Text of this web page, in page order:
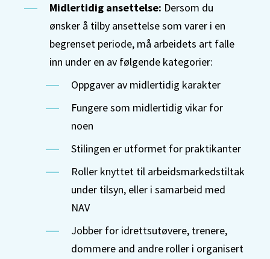
Midlertidig ansettelse: Dersom du
ønsker å tilby ansettelse som varer i en
begrenset periode, må arbeidets art falle
inn under en av følgende kategorier:
Oppgaver av midlertidig karakter
Fungere som midlertidig vikar for
noen
Stilingen er utformet for praktikanter
Roller knyttet til arbeidsmarkedstiltak
under tilsyn, eller i samarbeid med
NAV
Jobber for idrettsutøvere, trenere,
dommere and andre roller i organisert